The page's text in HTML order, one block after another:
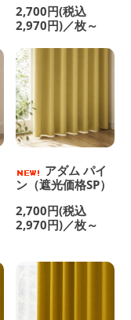
2,700円(税込
2,970円)／枚～
アダム パイ
ン（遮光価格SP）
2,700円(税込
2,970円)／枚～